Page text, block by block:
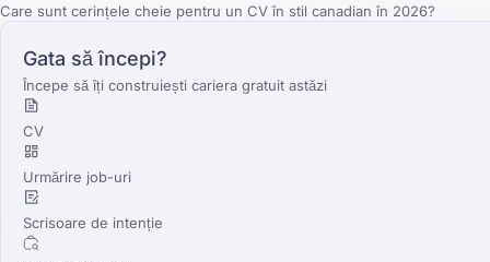
Care sunt cerințele cheie pentru un CV în stil canadian în 2026?
Gata să începi?
Începe să îți construiești cariera gratuit astăzi
CV
Urmărire job-uri
Scrisoare de intenție